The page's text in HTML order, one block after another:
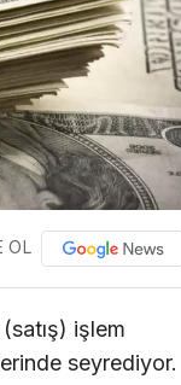
OL
işlem
seyrediyor.